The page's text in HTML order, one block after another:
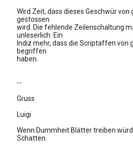
Wird Zeit, dass dieses Geschwür von
gestossen
wird. Die fehlende Zeilenschaltung
unleserlich. Ein
Indiz mehr, dass die Scriptaffen von
begriffen
haben.
--
Gruss
Luigi
Wenn Dummheit Blätter treiben
Schatten.